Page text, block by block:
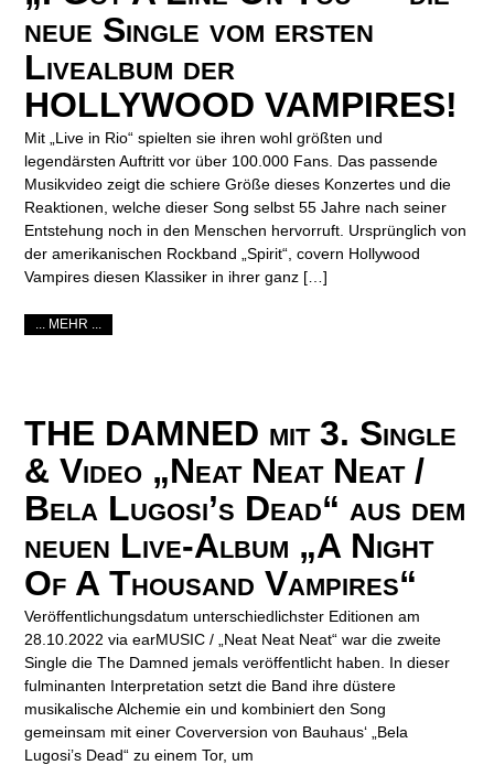
neue Single vom ersten
Livealbum der
HOLLYWOOD VAMPIRES!
Mit „Live in Rio“ spielten sie ihren wohl größten und
legendärsten Auftritt vor über 100.000 Fans. Das passende
Musikvideo zeigt die schiere Größe dieses Konzertes und die
Reaktionen, welche dieser Song selbst 55 Jahre nach seiner
Entstehung noch in den Menschen hervorruft. Ursprünglich von
der amerikanischen Rockband „Spirit“, covern Hollywood
Vampires diesen Klassiker in ihrer ganz […]
... MEHR ...
THE DAMNED mit 3. Single
& Video „Neat Neat Neat /
Bela Lugosi’s Dead“ aus dem
neuen Live-Album „A Night
Of A Thousand Vampires“
Veröffentlichungsdatum unterschiedlichster Editionen am
28.10.2022 via earMUSIC / „Neat Neat Neat“ war die zweite
Single die The Damned jemals veröffentlicht haben. In dieser
fulminanten Interpretation setzt die Band ihre düstere
musikalische Alchemie ein und kombiniert den Song
gemeinsam mit einer Coverversion von Bauhaus‘ „Bela
Lugosi’s Dead“ zu einem Tor, um